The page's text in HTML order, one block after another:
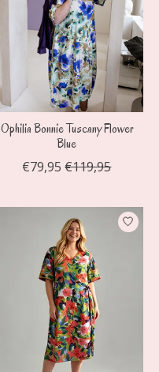
Ophilia Bonnie Tuscany Flower
Blue
€79,95 €119,95